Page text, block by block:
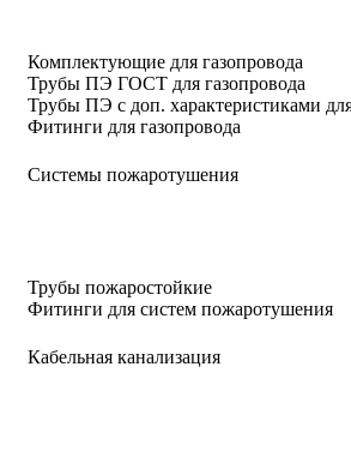
Комплектующие для газопровода
Трубы ПЭ ГОСТ для газопровода
Трубы ПЭ с доп. характеристиками
Фитинги для газопровода
Системы пожаротушения
Трубы пожаростойкие
Фитинги для систем пожаротушения
Кабельная канализация